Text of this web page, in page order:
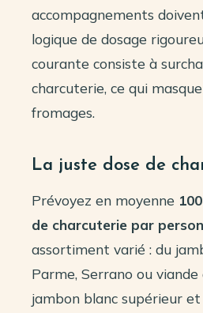
accompagnements
logique de dosage
courante consiste à
charcuterie, ce qui
fromages.
La juste dose de
Prévoyez en moyenne
de charcuterie par
assortiment varié : du
Parme, Serrano ou viande
jambon blanc supérieur